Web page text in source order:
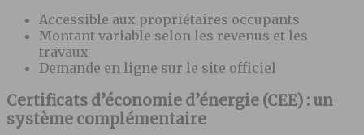
Accessible aux propriétaires occupants
Montant variable selon les revenus et les
travaux
Demande en ligne sur le site officiel
Certificats d’économie d’énergie (CEE) : un
système complémentaire